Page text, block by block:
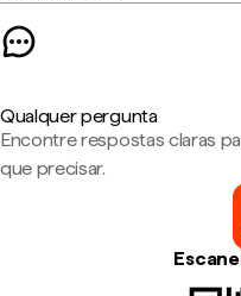
Qualquer pergunta
Encontre respostas claras
que precisar.